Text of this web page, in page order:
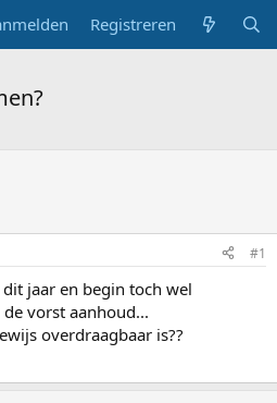
Registreren
#1
jaar en begin toch wel
vorst aanhoud...
overdraagbaar is??